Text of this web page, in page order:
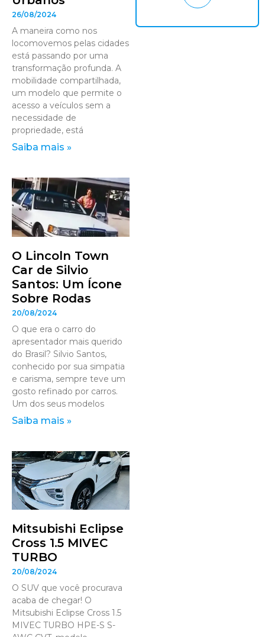
26/08/2024
A maneira como nos
locomovemos pelas cidades
está passando por uma
transformação profunda. A
mobilidade compartilhada,
um modelo que permite o
acesso a veículos sem a
necessidade de
propriedade, está
Saiba mais »
O Lincoln Town
Car de Silvio
Santos: Um Ícone
Sobre Rodas
20/08/2024
O que era o carro do
apresentador mais querido
do Brasil? Silvio Santos,
conhecido por sua simpatia
e carisma, sempre teve um
gosto refinado por carros.
Um dos seus modelos
Saiba mais »
Mitsubishi Eclipse
Cross 1.5 MIVEC
TURBO
20/08/2024
O SUV que você procurava
acaba de chegar! O
Mitsubishi Eclipse Cross 1.5
MIVEC TURBO HPE-S S-